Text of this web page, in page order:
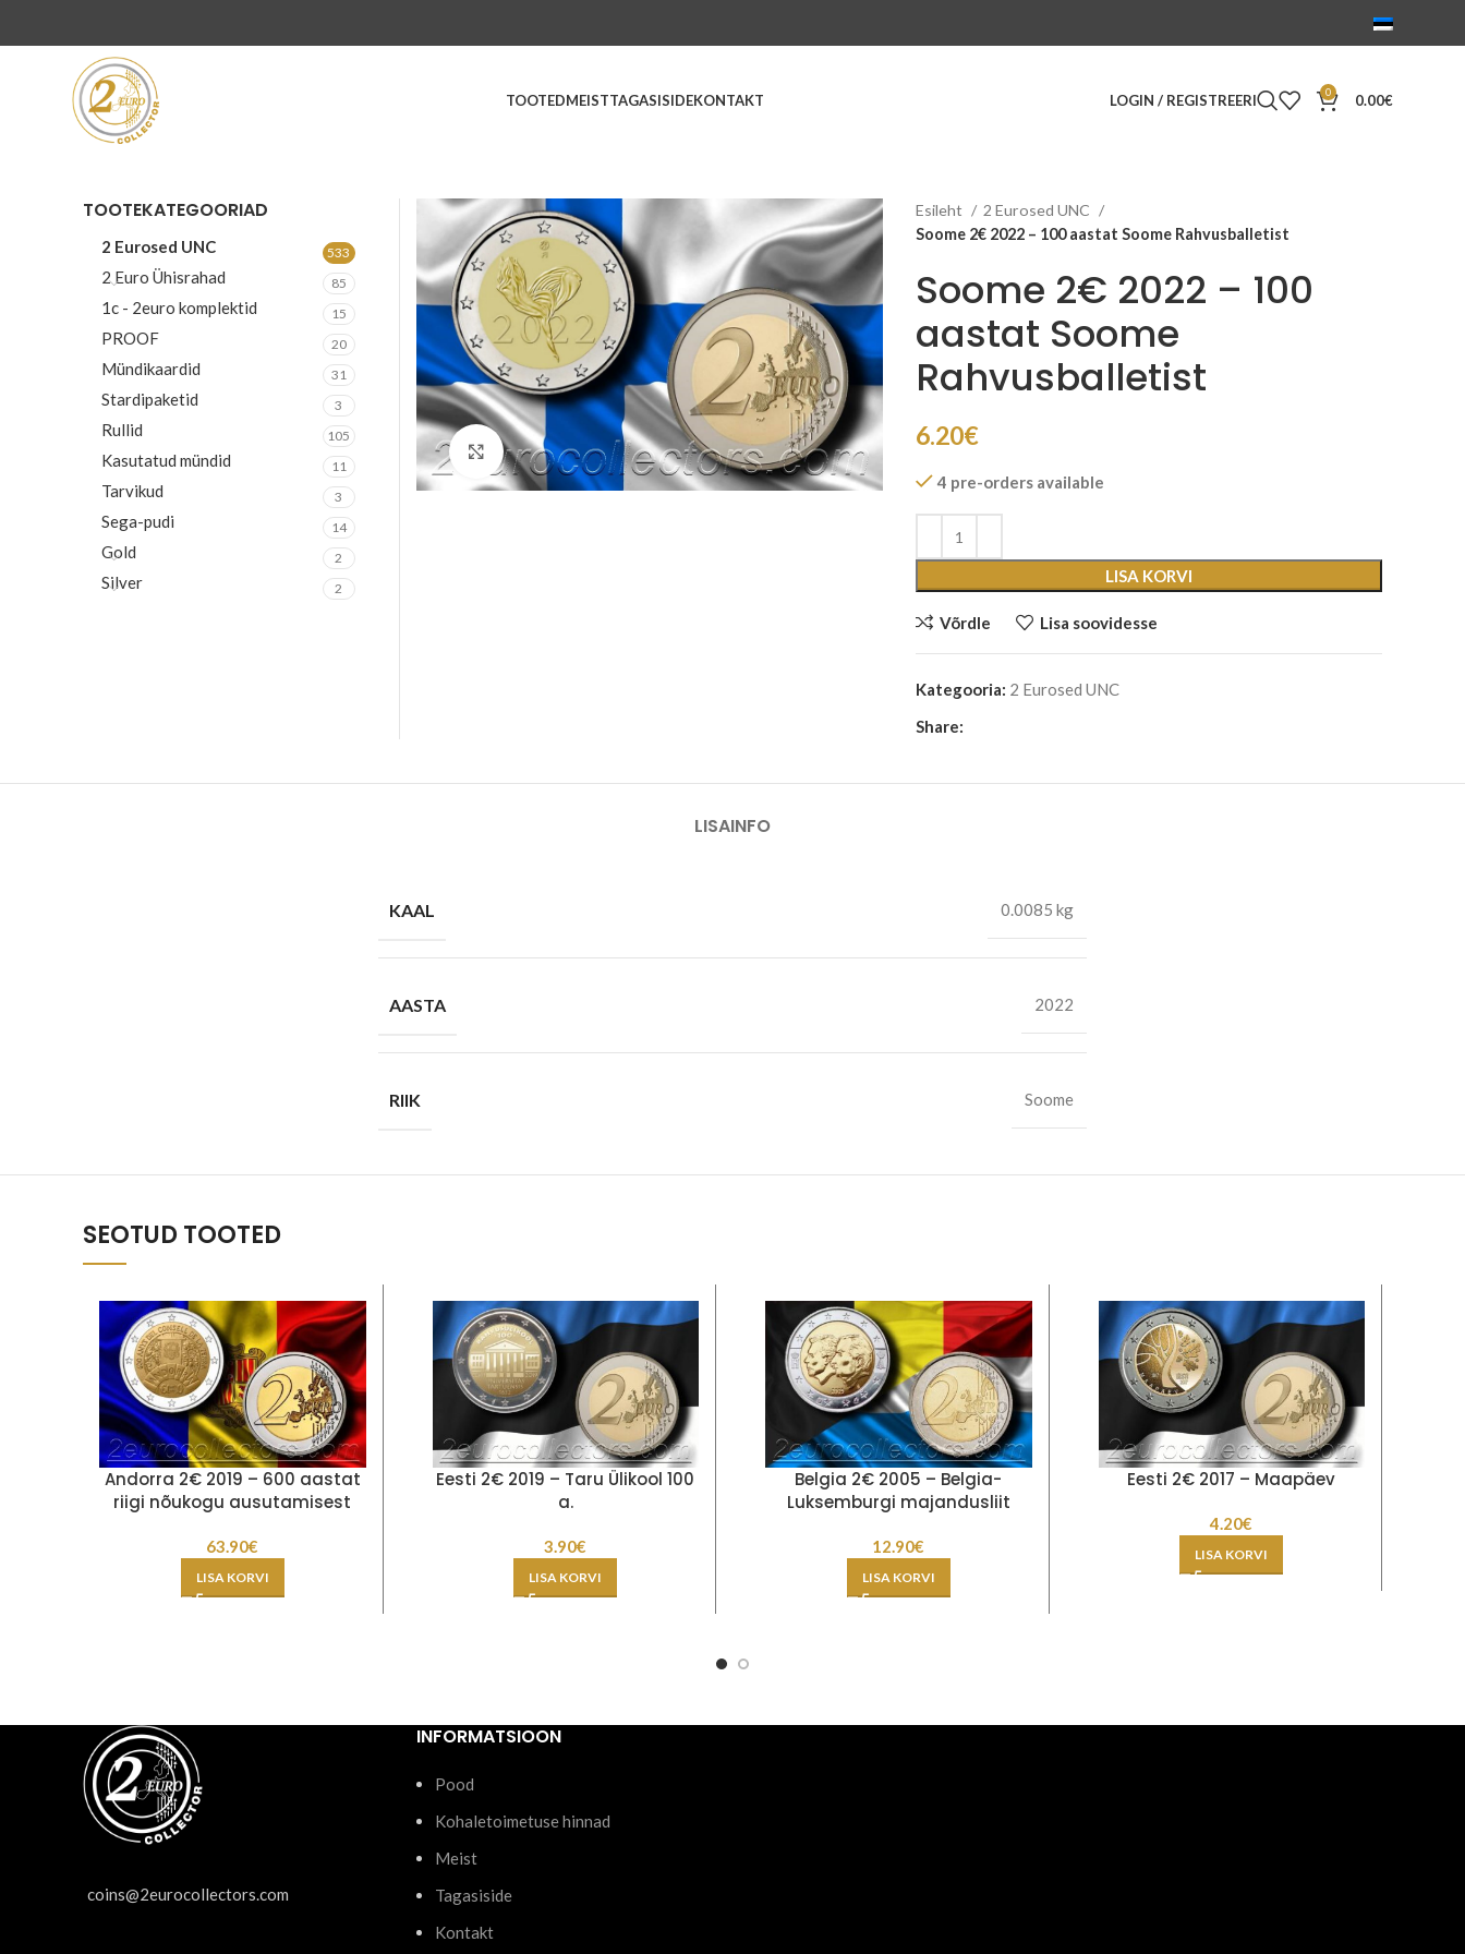
TOOTEDMEISTTAGASISIDEKONTAKT LOGIN / REGISTREERI 0 0.00€
Suurenda
Esileht
2 Eurosed UNC
Soome 2€ 2022 – 100 aastat Soome Rahvusballetist
Soome 2€ 2022 – 100
aastat Soome
Rahvusballetist
6.20€
4 pre-orders available
LISA KORVI
Võrdle Lisa soovidesse
Kategooria: 2 Eurosed UNC
Share:
TOOTEKATEGOORIAD
2 Eurosed UNC 533
2 Euro Ühisrahad 85
1c - 2euro komplektid 15
PROOF 20
Mündikaardid 31
Stardipaketid 3
Rullid 105
Kasutatud mündid 11
Tarvikud 3
Sega-pudi 14
Gold 2
Silver 2
LISAINFO
KAAL 0.0085 kg
AASTA 2022
RIIK Soome
SEOTUD TOOTED
Andorra 2€ 2019 – 600 aastat
riigi nõukogu ausutamisest
63.90€
LISA KORVI
Eesti 2€ 2019 – Taru Ülikool 100
a.
3.90€
LISA KORVI
Belgia 2€ 2005 – Belgia-
Luksemburgi majandusliit
12.90€
LISA KORVI
Eesti 2€ 2017 – Maapäev
4.20€
LISA KORVI
coins@2eurocollectors.com
INFORMATSIOON
Pood
Kohaletoimetuse hinnad
Meist
Tagasiside
Kontakt